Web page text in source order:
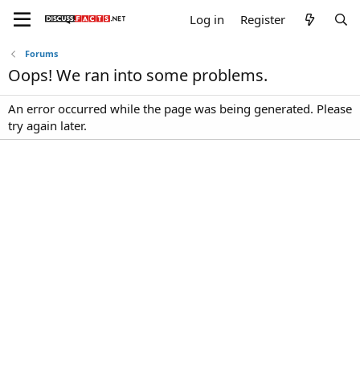
Log in Register
Forums
Oops! We ran into some problems.
An error occurred while the page was being generated. Please
try again later.